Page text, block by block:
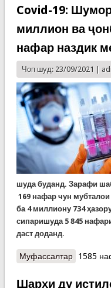
Covid-19:
миллион ва
нафар наздик
Чоп шуд: 23/09/2021 |
шуда буданд. Зарафи
169 нафар чун
ба 4 миллиону 734
сипаришуда 5 845
даст доданд.
Муфассалтаро Covid-
мешавад
1585
Шарҳи ду